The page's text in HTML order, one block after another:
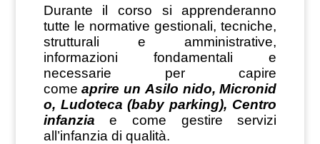
Durante il corso si apprenderanno
tutte le normative gestionali, tecniche,
strutturali e amministrative,
informazioni fondamentali e
necessarie per capire
comeaprire un Asilo nido, Micronid
o, Ludoteca (baby parking), Centro
infanzia e come gestire servizi
all’infanzia di qualità.